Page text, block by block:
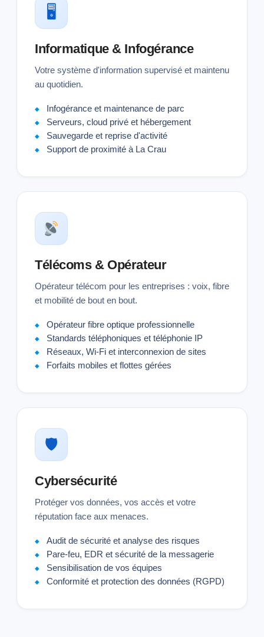
🖥
Informatique & Infogérance
Votre système d'information supervisé et maintenu
au quotidien.
Infogérance et maintenance de parc
Serveurs, cloud privé et hébergement
Sauvegarde et reprise d'activité
Support de proximité à La Crau
Télécoms & Opérateur
Opérateur télécom pour les entreprises : voix, fibre
et mobilité de bout en bout.
Opérateur fibre optique professionnelle
Standards téléphoniques et téléphonie IP
Réseaux, Wi-Fi et interconnexion de sites
Forfaits mobiles et flottes gérées
🛡
Cybersécurité
Protéger vos données, vos accès et votre
réputation face aux menaces.
Audit de sécurité et analyse des risques
Pare-feu, EDR et sécurité de la messagerie
Sensibilisation de vos équipes
Conformité et protection des données (RGPD)